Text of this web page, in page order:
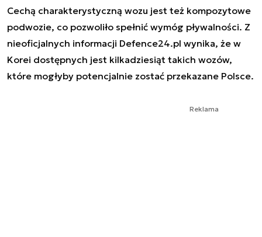
Cechą charakterystyczną wozu jest też kompozytowe
podwozie, co pozwoliło spełnić wymóg pływalności. Z
nieoficjalnych informacji Defence24.pl wynika, że w
Korei dostępnych jest kilkadziesiąt takich wozów,
które mogłyby potencjalnie zostać przekazane Polsce.
Reklama